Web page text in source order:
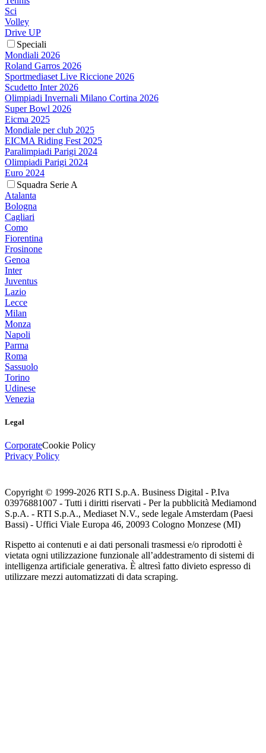
Sci
Volley
Drive UP
Speciali
Mondiali 2026
Roland Garros 2026
Sportmediaset Live Riccione 2026
Scudetto Inter 2026
Olimpiadi Invernali Milano Cortina 2026
Super Bowl 2026
Eicma 2025
Mondiale per club 2025
EICMA Riding Fest 2025
Paralimpiadi Parigi 2024
Olimpiadi Parigi 2024
Euro 2024
Squadra Serie A
Atalanta
Bologna
Cagliari
Como
Fiorentina
Frosinone
Genoa
Inter
Juventus
Lazio
Lecce
Milan
Monza
Napoli
Parma
Roma
Sassuolo
Torino
Udinese
Venezia
Legal
CorporateCookie Policy
Privacy Policy
Copyright © 1999-2026 RTI S.p.A. Business Digital - P.Iva
03976881007 - Tutti i diritti riservati - Per la pubblicità Mediamond
S.p.A. - RTI S.p.A., Mediaset N.V., sede legale Amsterdam (Paesi
Bassi) - Uffici Viale Europa 46, 20093 Cologno Monzese (MI)
Rispetto ai contenuti e ai dati personali trasmessi e/o riprodotti è
vietata ogni utilizzazione funzionale all’addestramento di sistemi di
intelligenza artificiale generativa. È altresì fatto divieto espresso di
utilizzare mezzi automatizzati di data scraping.